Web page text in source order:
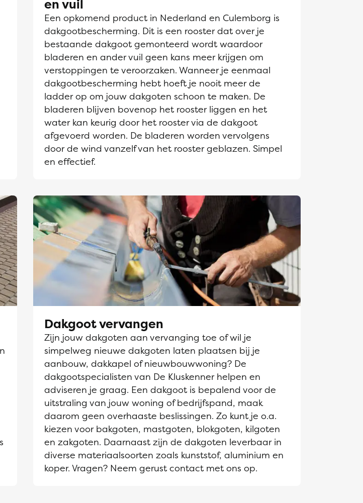
en vuil
Een opkomend product in Nederland en Culemborg is
dakgootbescherming. Dit is een rooster dat over je
bestaande dakgoot gemonteerd wordt waardoor
bladeren en ander vuil geen kans meer krijgen om
verstoppingen te veroorzaken. Wanneer je eenmaal
dakgootbescherming hebt hoeft je nooit meer de
ladder op om jouw dakgoten schoon te maken. De
bladeren blijven bovenop het rooster liggen en het
water kan keurig door het rooster via de dakgoot
afgevoerd worden. De bladeren worden vervolgens
door de wind vanzelf van het rooster geblazen. Simpel
en effectief.
Dakgoot vervangen
Zijn jouw dakgoten aan vervanging toe of wil je
simpelweg nieuwe dakgoten laten plaatsen bij je
aanbouw, dakkapel of nieuwbouwwoning? De
dakgootspecialisten van De Kluskenner helpen en
adviseren je graag. Een dakgoot is bepalend voor de
uitstraling van jouw woning of bedrijfspand, maak
daarom geen overhaaste beslissingen. Zo kunt je o.a.
kiezen voor bakgoten, mastgoten, blokgoten, kilgoten
en zakgoten. Daarnaast zijn de dakgoten leverbaar in
diverse materiaalsoorten zoals kunststof, aluminium en
koper. Vragen? Neem gerust contact met ons op.